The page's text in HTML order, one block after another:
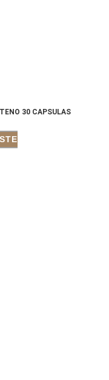
30 CAPSULAS